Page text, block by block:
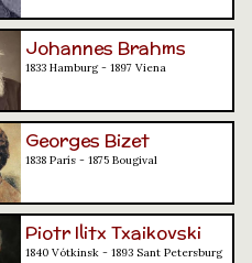
Johannes Brahms
1833 Hamburg - 1897 Viena
Georges Bizet
1838 París - 1875 Bougival
Piotr Ilitx Txaikovski
1840 Vótkinsk - 1893 Sant Petersburg